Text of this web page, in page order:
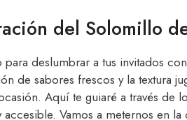
del Solomillo
para deslumbrar a tus invitados
de sabores frescos y la textura
Aquí te guiaré a través de
accesible. Vamos a meternos en la